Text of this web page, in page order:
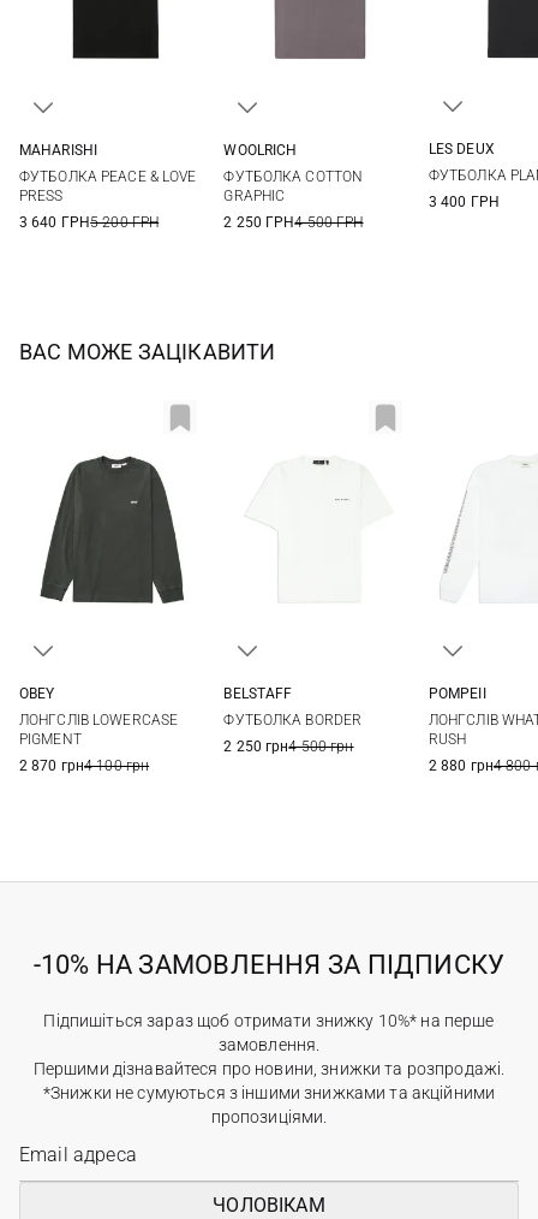
MAHARISHI
ФУТБОЛКА PEACE & LOVE
PRESS
3 640 ГРН5 200 ГРН
WOOLRICH
ФУТБОЛКА COTTON
GRAPHIC
2 250 ГРН4 500 ГРН
LES DEUX
ФУТБОЛКА
3 400 ГРН
ВАС МОЖЕ ЗАЦІКАВИТИ
OBEY
ЛОНГСЛІВ LOWERCASE
PIGMENT
2 870 грн4 100 грн
BELSTAFF
ФУТБОЛКА BORDER
2 250 грн4 500 грн
POMPEII
ЛОНГСЛІВ
RUSH
2 880 грн4 800
-10% НА ЗАМОВЛЕННЯ ЗА ПІДПИСКУ
Підпишіться зараз щоб отримати знижку 10%* на перше
замовлення.
Першими дізнавайтеся про новини, знижки та розпродажі.
*Знижки не сумуються з іншими знижками та акційними
пропозиціями.
ЧОЛОВІКАМ